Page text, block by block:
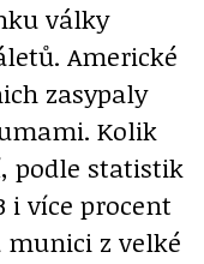
války
Americké
zasypaly
Kolik
podle statistik
i více procent
munici z velké